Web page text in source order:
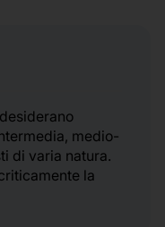
medio-
di varia natura.
la